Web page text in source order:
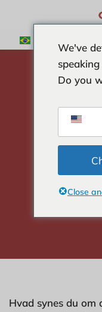
til
hjem
Hvad synes du om
We've
Do you
Close